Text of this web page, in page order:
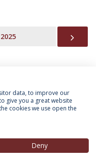
data, to improve our
give you a great website
cookies we use open the
Deny